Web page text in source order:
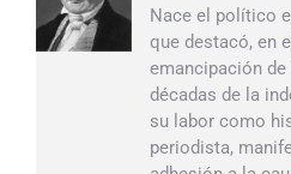
Nace el político
que destacó, en
emancipación
décadas de la
su labor como
periodista,